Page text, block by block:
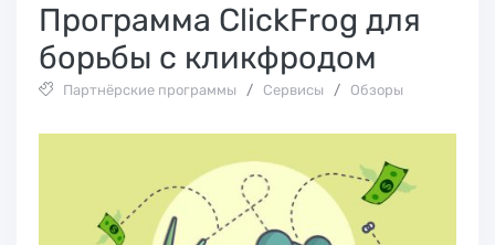
Программа ClickFrog для
борьбы с кликфродом
Партнёрские программы / Сервисы / Обзоры